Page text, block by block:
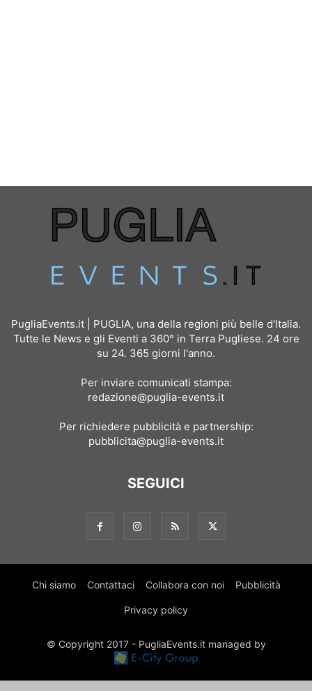
PugliaEvents.it | PUGLIA, una della regioni più belle d'Italia.
Tutte le News e gli Eventi a 360° in Terra Pugliese. 24 ore
su 24. 365 giorni l'anno.
Per inviare comunicati stampa:
redazione@puglia-events.it
Per richiedere pubblicità e partnership:
pubblicita@puglia-events.it
SEGUICI
Chi siamo Contattaci Collabora con noi Pubblicità
Privacy policy
© Copyright 2017 - PugliaEvents.it managed by